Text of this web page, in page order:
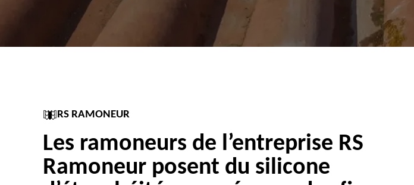
RS RAMONEUR
Les ramoneurs de l’entreprise RS
Ramoneur posent du silicone